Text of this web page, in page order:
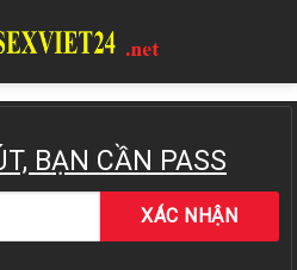
BẠN CẦN PASS